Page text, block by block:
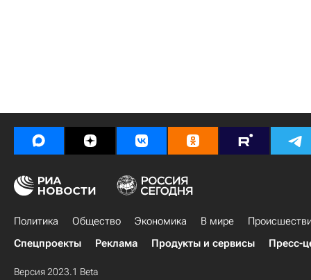
Политика Общество Экономика В мире
Спецпроекты
Реклама Продукты и сервисы Пресс-
Версия 2023.1 Beta